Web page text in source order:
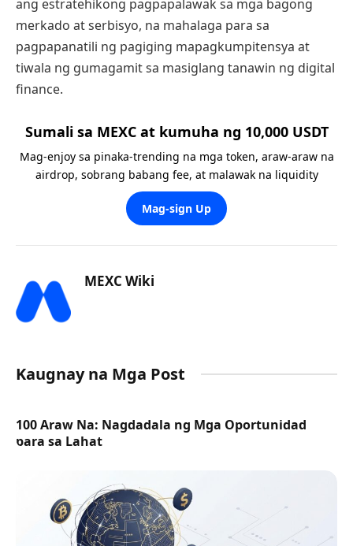
ang estratehikong pagpapalawak sa mga bagong
merkado at serbisyo, na mahalaga para sa
pagpapanatili ng pagiging mapagkumpitensya at
tiwala ng gumagamit sa masiglang tanawin ng digital
finance.
Sumali sa MEXC at kumuha ng 10,000 USDT
Mag-enjoy sa pinaka-trending na mga token, araw-araw na
airdrop, sobrang babang fee, at malawak na liquidity
Mag-sign Up
MEXC Wiki
Kaugnay na Mga Post
100 Araw Na: Nagdadala ng Mga Oportunidad
para sa Lahat